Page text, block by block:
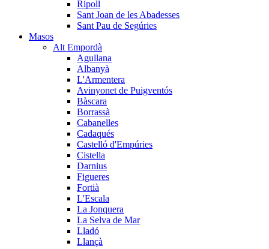
Ripoll
Sant Joan de les Abadesses
Sant Pau de Segúries
Masos
Alt Empordà
Agullana
Albanyà
L'Armentera
Avinyonet de Puigventós
Bàscara
Borrassà
Cabanelles
Cadaqués
Castelló d'Empúries
Cistella
Darnius
Figueres
Fortià
L'Escala
La Jonquera
La Selva de Mar
Lladó
Llançà